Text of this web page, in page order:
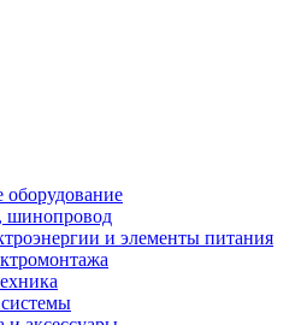
оборудование
и элементы питания